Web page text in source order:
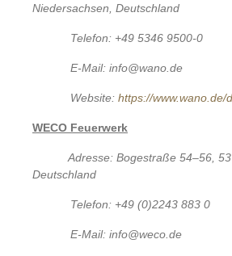
Niedersachsen, Deutschland
Telefon: +49 5346 9500-0
E-Mail: info@wano.de
Website:https://www.wano.de/
WECO Feuerwerk
Adresse: Bogestraße 54–56,
Deutschland
Telefon: +49 (0)2243 883 0
E-Mail: info@weco.de